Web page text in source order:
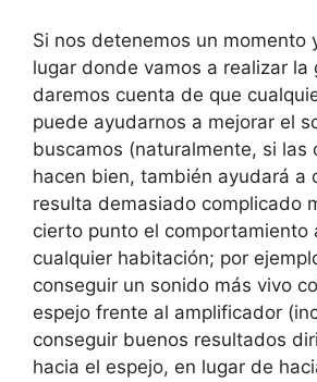
Si nos detenemos un momento
lugar donde vamos a realizar la
daremos cuenta de que
puede ayudarnos a mejorar el
buscamos (naturalmente, si las
hacen bien, también ayudará a
resulta demasiado complicado
cierto punto el comportamiento
cualquier habitación; por
conseguir un sonido más vivo
espejo frente al amplificador
conseguir buenos resultados
hacia el espejo, en lugar de